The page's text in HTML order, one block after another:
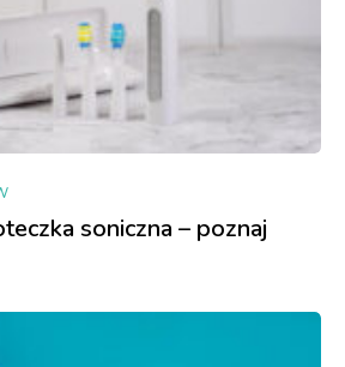
soniczna – poznaj